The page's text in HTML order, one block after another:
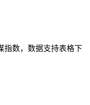
指数，数据支持表格下